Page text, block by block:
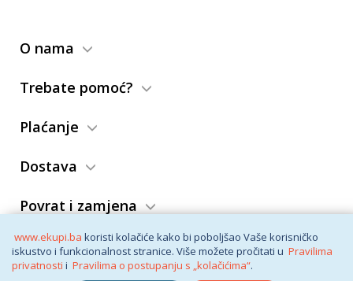
www.ekupi.ba koristi kolačiće kako bi poboljšao Vaše korisničko
iskustvo i funkcionalnost stranice. Više možete pročitati u Pravilima
privatnosti i Pravilima o postupanju s „kolačićima“.
O nama
Trebate pomoć?
Plaćanje
Dostava
Povrat i zamjena
Opći uslovi